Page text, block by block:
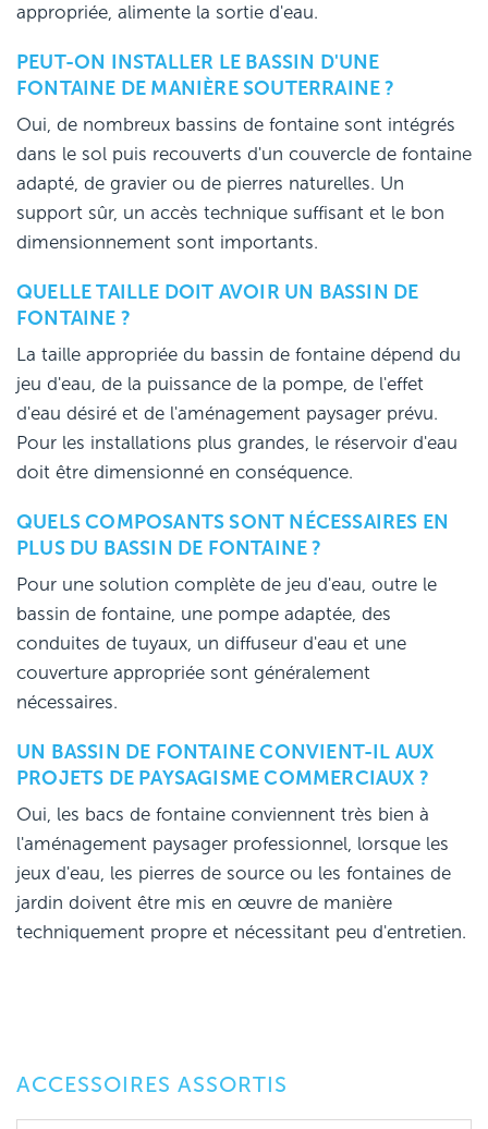
appropriée, alimente la sortie d'eau.
PEUT-ON INSTALLER LE BASSIN D'UNE
FONTAINE DE MANIÈRE SOUTERRAINE ?
Oui, de nombreux bassins de fontaine sont intégrés
dans le sol puis recouverts d'un couvercle de fontaine
adapté, de gravier ou de pierres naturelles. Un
support sûr, un accès technique suffisant et le bon
dimensionnement sont importants.
QUELLE TAILLE DOIT AVOIR UN BASSIN DE
FONTAINE ?
La taille appropriée du bassin de fontaine dépend du
jeu d'eau, de la puissance de la pompe, de l'effet
d'eau désiré et de l'aménagement paysager prévu.
Pour les installations plus grandes, le réservoir d'eau
doit être dimensionné en conséquence.
QUELS COMPOSANTS SONT NÉCESSAIRES EN
PLUS DU BASSIN DE FONTAINE ?
Pour une solution complète de jeu d'eau, outre le
bassin de fontaine, une pompe adaptée, des
conduites de tuyaux, un diffuseur d'eau et une
couverture appropriée sont généralement
nécessaires.
UN BASSIN DE FONTAINE CONVIENT-IL AUX
PROJETS DE PAYSAGISME COMMERCIAUX ?
Oui, les bacs de fontaine conviennent très bien à
l'aménagement paysager professionnel, lorsque les
jeux d'eau, les pierres de source ou les fontaines de
jardin doivent être mis en œuvre de manière
techniquement propre et nécessitant peu d'entretien.
ACCESSOIRES ASSORTIS